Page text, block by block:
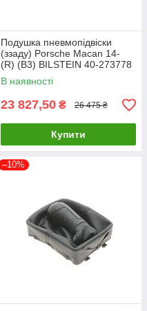
Подушка пневмопідвіски
(ззаду) Porsche Macan 14-
(R) (B3) BILSTEIN 40-273778
UA61
В наявності
23 827,50 ₴ 26 475 ₴
Купити
–10%